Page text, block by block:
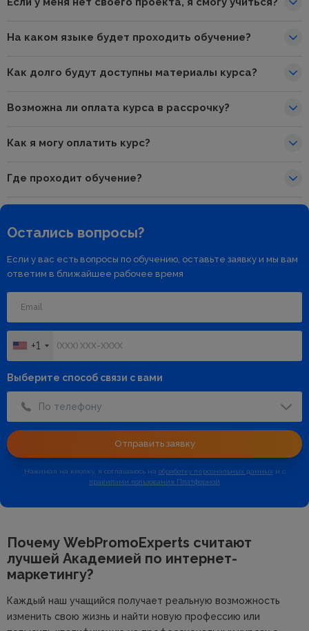
На каком языке будет проходить обучение?
Как долго будут доступны материалы курса?
Возможна ли оплата курса в рассрочку?
Как я могу оплатить курс?
Где проходит обучение?
Остались вопросы?
Если у вас есть вопросы по обучению, оставьте заявку и мы вам
ответим в ближайшее рабочее время
+1
Выберите способ связи с вами
По телефону
Отправить заявку
Нажимая на кнопку, я соглашаюсь на обработку персональных данныхи с
правилами пользования Платформой
Почему WebPromoExperts считают
лучшей Академией по интернет-
маркетингу?
Каждый наш учащийся получает реальную возможность
изменить свою жизнь и найти новую профессию или